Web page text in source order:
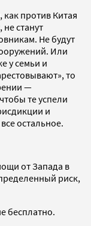
против Китая
станут
Не будут
Или
у семьи и
то
—
те успели
и
остальное.
от Запада в
риск,
бесплатно.